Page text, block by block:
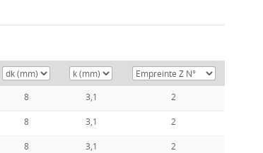
8 3,1 2
8 3,1 2
8 3,1 2